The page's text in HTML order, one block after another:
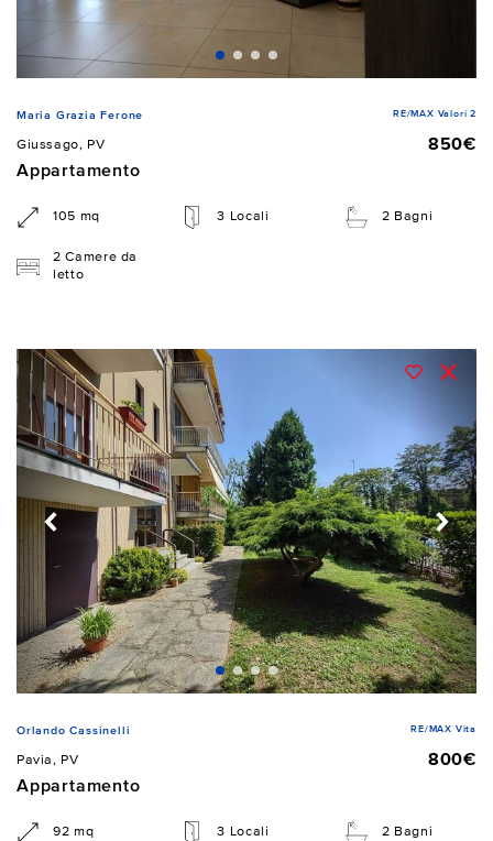
Maria Grazia Ferone RE/MAX Valori 2
Giussago, PV
850€
Appartamento
105 mq 3 Locali 2 Bagni
2 Camere da
letto
Orlando Cassinelli RE/MAX Vita
Pavia, PV
800€
Appartamento
92 mq 3 Locali 2 Bagni